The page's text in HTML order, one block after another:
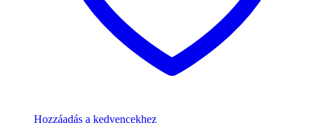
Hozzáadás a kedvencekhez